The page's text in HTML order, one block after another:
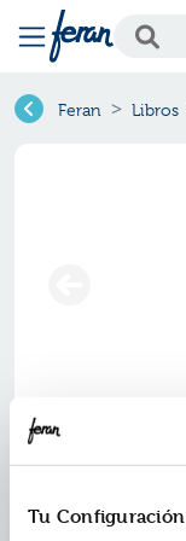
Tu
Feran Libros
La
ISBN: